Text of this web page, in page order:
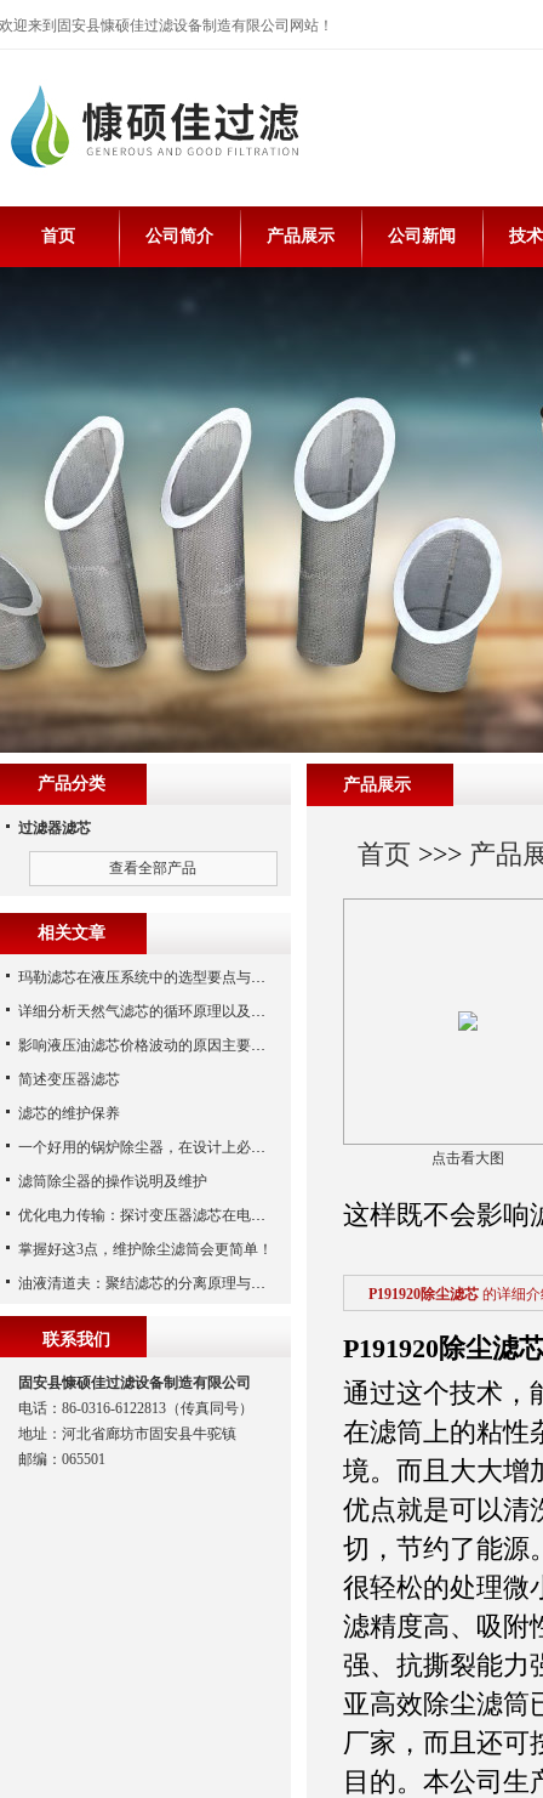
欢迎来到固安县慷硕佳过滤设备制造有限公司网站！
首页 公司简介 产品展示 公司新闻 技
产品展示
首页 >>> 产品
点击看大图
这样既不会影响
P191920除尘滤芯 的详细
P191920除尘滤
通过这个技术，
在滤筒上的粘性
境。而且大大增
优点就是可以清
切，节约了能源
很轻松的处理微
滤精度高、吸附
强、抗撕裂能力
亚高效除尘滤筒
厂家，而且还可
目的。本公司生
产品分类
过滤器滤芯
查看全部产品
相关文章
玛勒滤芯在液压系统中的选型要点与常见误区
详细分析天然气滤芯的循环原理以及使用特性
影响液压油滤芯价格波动的原因主要有哪些呢？
简述变压器滤芯
滤芯的维护保养
一个好用的锅炉除尘器，在设计上必须满足这八个要求
滤筒除尘器的操作说明及维护
优化电力传输：探讨变压器滤芯在电网中的应用
掌握好这3点，维护除尘滤筒会更简单！
油液清道夫：聚结滤芯的分离原理与核心作用解析
联系我们
固安县慷硕佳过滤设备制造有限公司
电话：86-0316-6122813（传真同号）
地址：河北省廊坊市固安县牛驼镇
邮编：065501